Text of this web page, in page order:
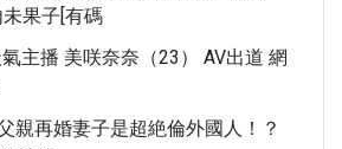
果子[有碼
主播 美咲奈奈（23） AV出道 網
親再婚妻子是超絶倫外國人！？